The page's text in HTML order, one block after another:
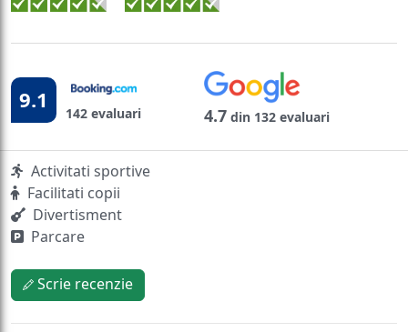
9.1 142 evaluari 4.7 din 132 evaluari
Activitati sportive
Facilitati copii
Divertisment
Parcare
Scrie recenzie